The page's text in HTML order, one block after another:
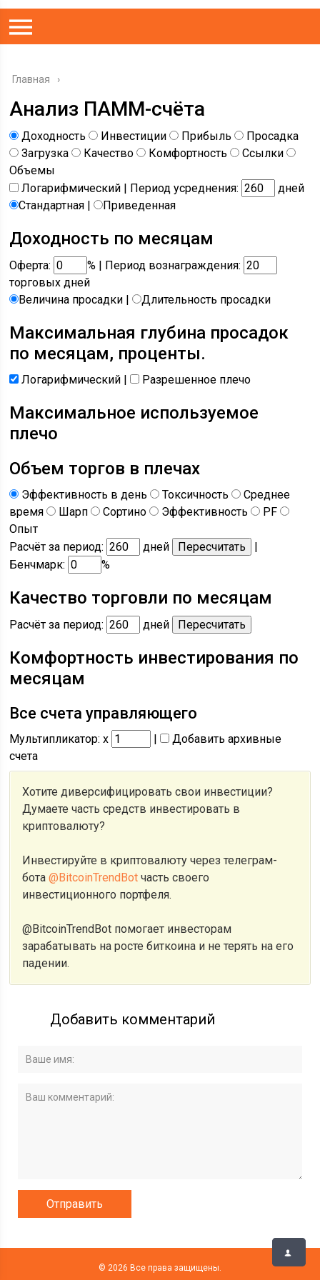
Главная
Анализ ПАММ-счёта
Доходность Инвестиции Прибыль
Просадка
Загрузка
Качество Комфортность
Ссылки
Объемы
Логарифмический | Период усреднения:
дней
Стандартная | Приведенная
Доходность по месяцам
Оферта:
% | Период вознаграждения:
торговых дней
Величина просадки | Длительность просадки
Максимальная глубина просадок
по месяцам, проценты.
Логарифмический | Разрешенное плечо
Максимальное используемое
плечо
Объем торгов в плечах
Эффективность в день Токсичность
Среднее
время
Шарп Сортино Эффективность
PF
Опыт
Расчёт за период:
дней
|
Бенчмарк:
%
Качество торговли по месяцам
Расчёт за период: дней
Комфортность инвестирования по
месяцам
Все счета управляющего
Мультипликатор: x |
Добавить архивные
счета
Хотите диверсифицировать свои инвестиции?
Думаете часть средств инвестировать в
криптовалюту?
Инвестируйте в криптовалюту через телеграм-
бота@BitcoinTrendBot часть своего
инвестиционного портфеля.
@BitcoinTrendBot помогает инвесторам
зарабатывать на росте биткоина и не терять на его
падении.
Добавить комментарий
© 2026 Все права защищены.